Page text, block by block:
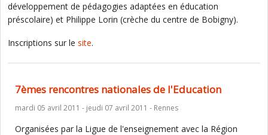
développement de pédagogies adaptées en éducation
préscolaire) et Philippe Lorin (crèche du centre de Bobigny).
Inscriptions sur le site.
7èmes rencontres nationales de l'Education
mardi 05 avril 2011 - jeudi 07 avril 2011 - Rennes
Organisées par la Ligue de l'enseignement avec la Région